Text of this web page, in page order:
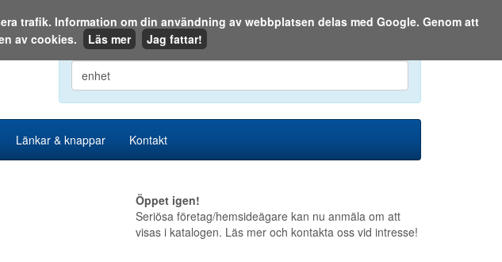
Den 6 augusti 2026
Sök i katalogen eller på webben:
Länkar & knappar Kontakt
Öppet igen!
Seriösa företag/hemsideägare kan nu anmäla om att
visas i katalogen. Läs mer och kontakta oss vid intresse!
trafik. Information om din användning av webbplatsen delas med Google. Genom att
av cookies.
Läs mer Jag fattar!